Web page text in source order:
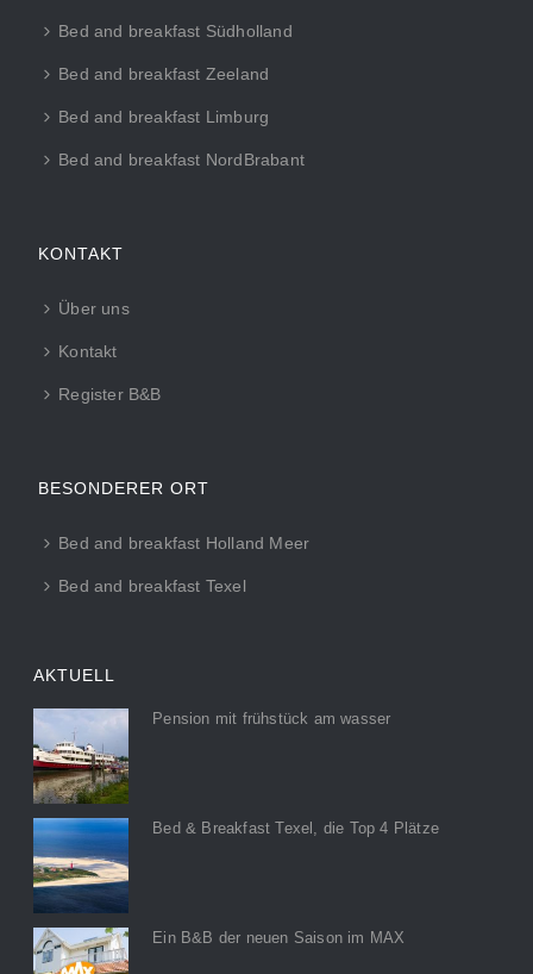
Bed and breakfast Südholland
Bed and breakfast Zeeland
Bed and breakfast Limburg
Bed and breakfast NordBrabant
KONTAKT
Über uns
Kontakt
Register B&B
BESONDERER ORT
Bed and breakfast Holland Meer
Bed and breakfast Texel
AKTUELL
Pension mit frühstück am wasser
Bed & Breakfast Texel, die Top 4 Plätze
Ein B&B der neuen Saison im MAX